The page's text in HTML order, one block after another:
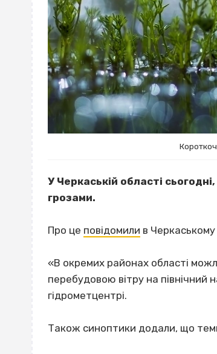
У Черкаській області
грозами.
Про це повідомили в
«В окремих районах області
перебудовою вітру на
гідрометцентрі.
Також синоптики додали, що